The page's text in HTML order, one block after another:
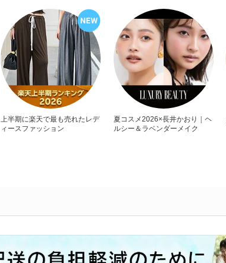
上半期に楽天で最も売れたレデ
ィースファッション
夏コスメ2026×長井かおり｜ヘ
ルシー＆ラベンダーメイク